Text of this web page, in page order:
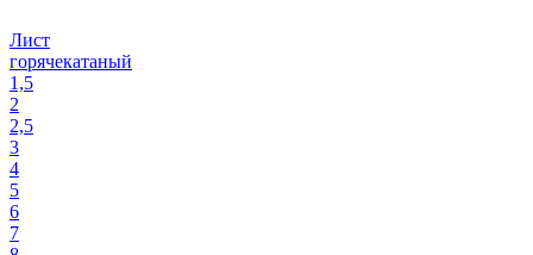
Лист
горячекатаный
1,5
2
2,5
3
4
5
6
7